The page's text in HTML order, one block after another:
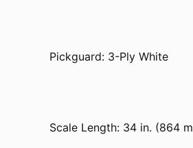
Pickguard: 3-Ply White
Scale Length: 34 in. (864